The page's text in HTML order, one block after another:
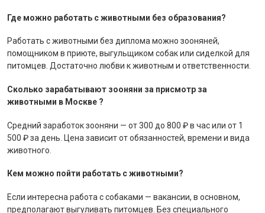
Где можно работать с животными без образования?
Работать с животными без диплома можно зооняней,
помощником в приюте, выгульщиком собак или сиделкой для
питомцев. Достаточно любви к животным и ответственности.
Сколько зарабатывают зооняни за присмотр за
животными в Москве ?
Средний заработок зооняни — от 300 до 800 ₽ в час или от 1
500 ₽ за день. Цена зависит от обязанностей, времени и вида
животного.
Кем можно пойти работать с животными?
Если интересна работа с собаками — вакансии, в основном,
предполагают выгуливать питомцев. Без специального